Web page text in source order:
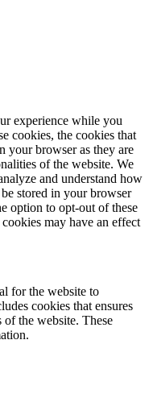
experience while you
cookies, the cookies that
your browser as they are
of the website. We
and understand how
stored in your browser
option to opt-out of these
may have an effect
for the website to
cookies that ensures
of the website. These